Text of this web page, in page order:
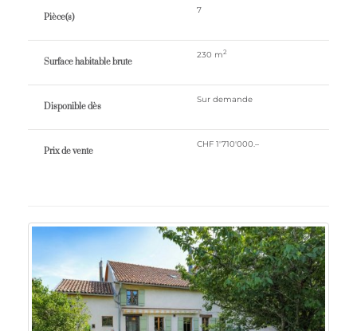
Pièce(s)
7
Surface habitable brute
230 m2
Disponible dès
Sur demande
Prix ​​de vente
CHF 1'710'000.–